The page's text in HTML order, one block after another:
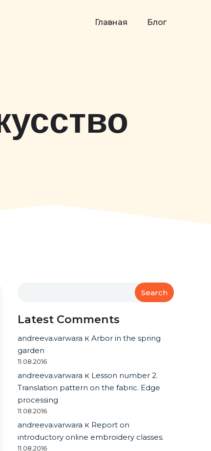
Главная Блог
Search
Latest Comments
andreeva.varwara кArbor in the spring
garden
11.08.2016
andreeva.varwara к Lesson number 2.
Translation pattern on the fabric. Edge
processing
11.08.2016
andreeva.varwara к Report on
introductory online embroidery classes.
11.08.2016